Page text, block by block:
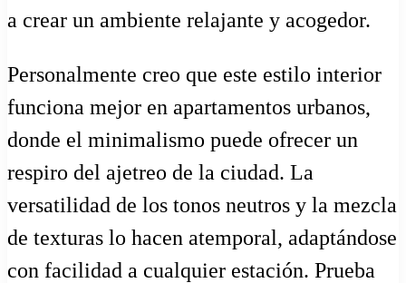
a crear un ambiente relajante y acogedor.
Personalmente creo que este estilo interior
funciona mejor en apartamentos urbanos,
donde el minimalismo puede ofrecer un
respiro del ajetreo de la ciudad. La
versatilidad de los tonos neutros y la mezcla
de texturas lo hacen atemporal, adaptándose
con facilidad a cualquier estación. Prueba